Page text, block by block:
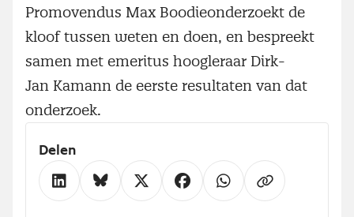
Promovendus Max Boodieonderzoekt de
kloof tussen weten en doen, en bespreekt
samen met emeritus hoogleraar Dirk-
Jan Kamann de eerste resultaten van dat
onderzoek.
Delen